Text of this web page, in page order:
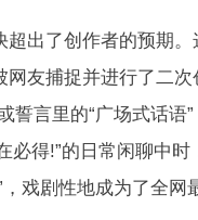
了创作者的预期。
友捕捉并进行了二
誓言里的“广场式话
必得!”的日常闲聊中
戏剧性地成为了全网